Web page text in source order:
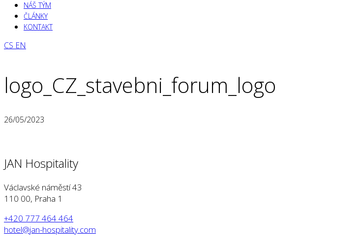
NÁŠ TÝM
ČLÁNKY
KONTAKT
CS EN
logo_CZ_stavebni_forum_logo
26/05/2023
JAN Hospitality
Václavské náměstí 43
110 00, Praha 1
+420 777 464 464
hotel@jan-hospitality.com